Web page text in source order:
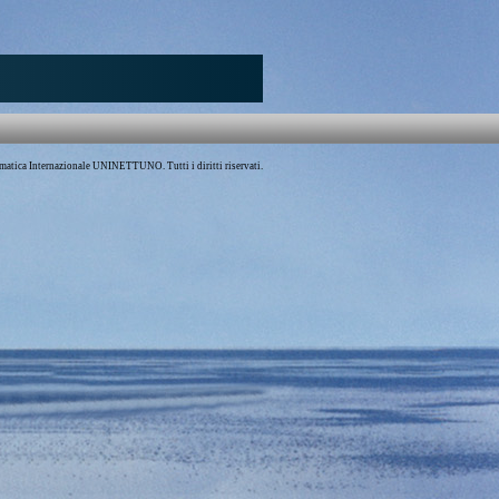
Internazionale UNINETTUNO. Tutti i diritti riservati.